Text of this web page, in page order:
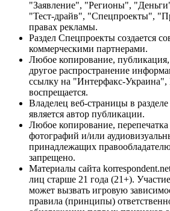
"Заявление", "Регионы",
"Тест-драйв", "Спецпроекты",
правах рекламы.
Раздел Спецпроекты создается
коммерческими партнерами.
Любое копирование,
другое распространение
ссылку на "Интерфакс-Украина",
воспрещается.
Владелец веб-страницы в
является автор публикации.
Любое копирование,
фотографий и/или
принадлежащих
запрещено.
Материалы сайта
лиц старше 21 года (21+).
может вызвать игровую
правила (принципы)